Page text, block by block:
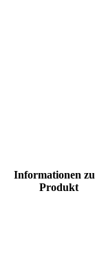
Informationen
Produkt